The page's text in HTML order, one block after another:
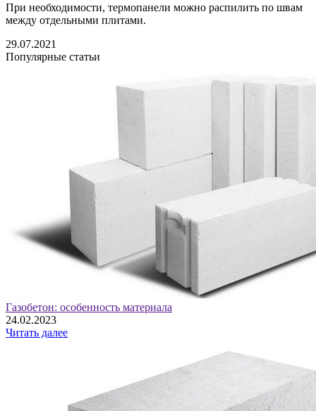
При необходимости, термопанели можно распилить по швам
между отдельными плитами.
29.07.2021
Популярные статьи
Газобетон: особенность материала
24.02.2023
Читать далее